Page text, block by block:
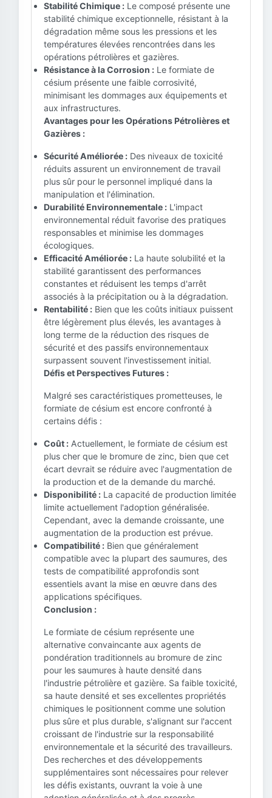
Stabilité Chimique : Le composé présente une
stabilité chimique exceptionnelle, résistant à la
dégradation même sous les pressions et les
températures élevées rencontrées dans les
opérations pétrolières et gazières.
Résistance à la Corrosion : Le formiate de
césium présente une faible corrosivité,
minimisant les dommages aux équipements et
aux infrastructures.
Avantages pour les Opérations Pétrolières et
Gazières :
Sécurité Améliorée : Des niveaux de toxicité
réduits assurent un environnement de travail
plus sûr pour le personnel impliqué dans la
manipulation et l'élimination.
Durabilité Environnementale : L'impact
environnemental réduit favorise des pratiques
responsables et minimise les dommages
écologiques.
Efficacité Améliorée : La haute solubilité et la
stabilité garantissent des performances
constantes et réduisent les temps d'arrêt
associés à la précipitation ou à la dégradation.
Rentabilité : Bien que les coûts initiaux puissent
être légèrement plus élevés, les avantages à
long terme de la réduction des risques de
sécurité et des passifs environnementaux
surpassent souvent l'investissement initial.
Défis et Perspectives Futures :
Malgré ses caractéristiques prometteuses, le
formiate de césium est encore confronté à
certains défis :
Coût : Actuellement, le formiate de césium est
plus cher que le bromure de zinc, bien que cet
écart devrait se réduire avec l'augmentation de
la production et de la demande du marché.
Disponibilité : La capacité de production limitée
limite actuellement l'adoption généralisée.
Cependant, avec la demande croissante, une
augmentation de la production est prévue.
Compatibilité : Bien que généralement
compatible avec la plupart des saumures, des
tests de compatibilité approfondis sont
essentiels avant la mise en œuvre dans des
applications spécifiques.
Conclusion :
Le formiate de césium représente une
alternative convaincante aux agents de
pondération traditionnels au bromure de zinc
pour les saumures à haute densité dans
l'industrie pétrolière et gazière. Sa faible toxicité,
sa haute densité et ses excellentes propriétés
chimiques le positionnent comme une solution
plus sûre et plus durable, s'alignant sur l'accent
croissant de l'industrie sur la responsabilité
environnementale et la sécurité des travailleurs.
Des recherches et des développements
supplémentaires sont nécessaires pour relever
les défis existants, ouvrant la voie à une